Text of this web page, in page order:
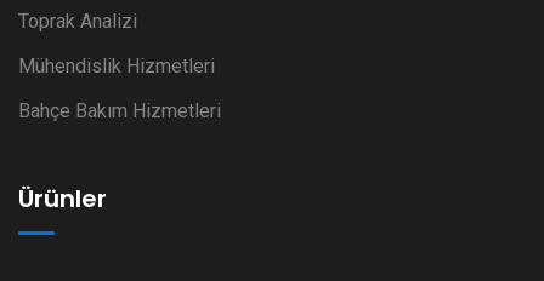
Toprak Analizi
Mühendislik Hizmetleri
Bahçe Bakım Hizmetleri
Ürünler